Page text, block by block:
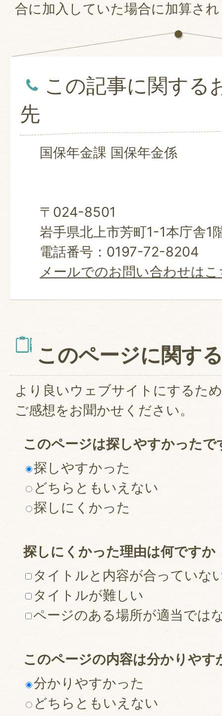
合に加入していた場合に加算さ
この記事に関する
先
国保年金課 国保年金係
〒024-8501
岩手県北上市芳町1-1本庁舎1
電話番号：0197-72-8204
メールでのお問い合わせは
このページに関す
より良いウェブサイトにするた
ご感想をお聞かせください。
このページは探しやすかったで
探しやすかった
どちらともいえない
探しにくかった
探しにくかった理由は何ですか
タイトルと内容が合っていな
タイトルが難しい
ページのある場所が適当では
このページの内容は分かりやす
分かりやすかった
どちらともいえない